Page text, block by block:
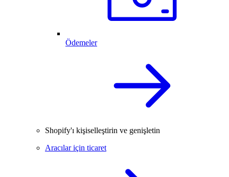
Ödemeler
Shopify'ı kişiselleştirin ve genişletin
Aracılar için ticaret